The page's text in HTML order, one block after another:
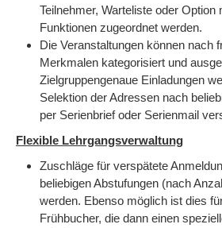
Teilnehmer, Warteliste oder
Funktionen zugeordnet werden.
Die Veranstaltungen können nach
Merkmalen kategorisiert und
Zielgruppengenaue Einladungen
Selektion der Adressen nach
per Serienbrief oder Serienmail
Flexible Lehrgangsverwaltung
Zuschläge für verspätete
beliebigen Abstufungen (nach
werden. Ebenso möglich ist dies
Frühbucher, die dann einen